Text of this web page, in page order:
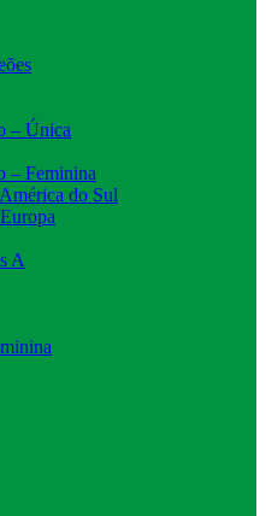
– Única
– Feminina
do Sul
A